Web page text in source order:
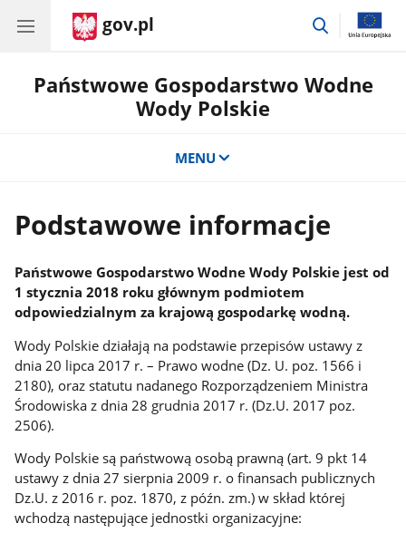
gov.pl
przejdź
Państwowe Gospodarstwo Wodne
Wody Polskie
MENU
Podstawowe informacje
Państwowe Gospodarstwo Wodne Wody Polskie jest od
1 stycznia 2018 roku głównym podmiotem
odpowiedzialnym za krajową gospodarkę wodną.
Wody Polskie działają na podstawie przepisów ustawy z
dnia 20 lipca 2017 r. – Prawo wodne (Dz. U. poz. 1566 i
2180), oraz statutu nadanego Rozporządzeniem Ministra
Środowiska z dnia 28 grudnia 2017 r. (Dz.U. 2017 poz.
2506).
Wody Polskie są państwową osobą prawną (art. 9 pkt 14
ustawy z dnia 27 sierpnia 2009 r. o finansach publicznych
Dz.U. z 2016 r. poz. 1870, z późn. zm.) w skład której
wchodzą następujące jednostki organizacyjne: